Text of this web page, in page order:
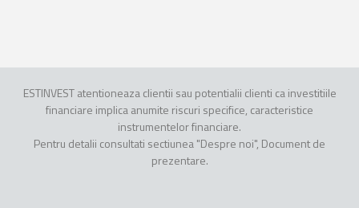
ESTINVEST atentioneaza clientii sau potentialii clienti ca investitiile
financiare implica anumite riscuri specifice, caracteristice
instrumentelor financiare.
Pentru detalii consultati sectiunea "Despre noi", Document de
prezentare.